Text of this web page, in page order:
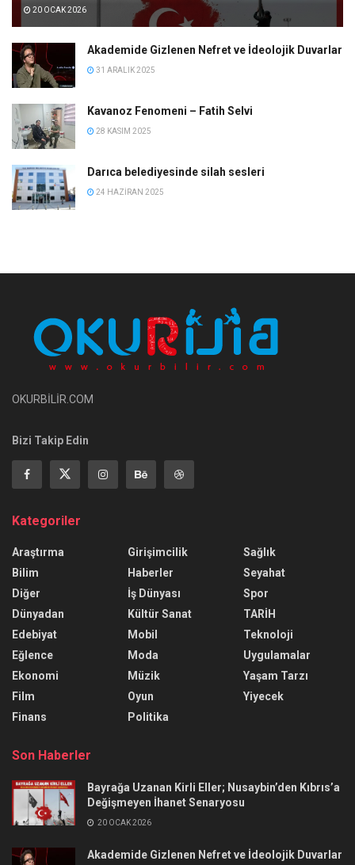
20 OCAK 2026
Akademide Gizlenen Nefret ve İdeolojik Duvarlar
31 ARALIK 2025
Kavanoz Fenomeni – Fatih Selvi
28 KASIM 2025
Darıca belediyesinde silah sesleri
24 HAZIRAN 2025
OKURBİLİR.COM
Bizi Takip Edin
Kategoriler
Araştırma
Bilim
Diğer
Dünyadan
Edebiyat
Eğlence
Ekonomi
Film
Finans
Girişimcilik
Haberler
İş Dünyası
Kültür Sanat
Mobil
Moda
Müzik
Oyun
Politika
Sağlık
Seyahat
Spor
TARİH
Teknoloji
Uygulamalar
Yaşam Tarzı
Yiyecek
Son Haberler
Bayrağa Uzanan Kirli Eller; Nusaybin’den Kıbrıs’a
Değişmeyen İhanet Senaryosu
20 OCAK 2026
Akademide Gizlenen Nefret ve İdeolojik Duvarlar